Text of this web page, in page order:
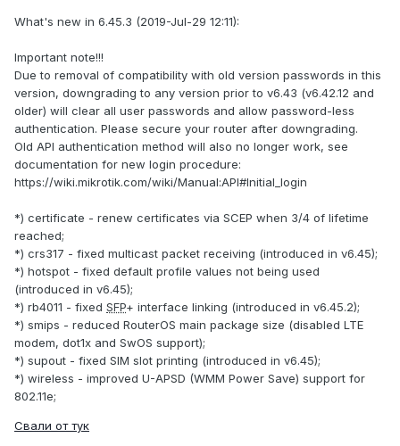
What's new in 6.45.3 (2019-Jul-29 12:11):
Important note!!!
Due to removal of compatibility with old version passwords in this
version, downgrading to any version prior to v6.43 (v6.42.12 and
older) will clear all user passwords and allow password-less
authentication. Please secure your router after downgrading.
Old API authentication method will also no longer work, see
documentation for new login procedure:
https://wiki.mikrotik.com/wiki/Manual:API#Initial_login
*) certificate - renew certificates via SCEP when 3/4 of lifetime
reached;
*) crs317 - fixed multicast packet receiving (introduced in v6.45);
*) hotspot - fixed default profile values not being used
(introduced in v6.45);
*) rb4011 - fixed SFP+ interface linking (introduced in v6.45.2);
*) smips - reduced RouterOS main package size (disabled LTE
modem, dot1x and SwOS support);
*) supout - fixed SIM slot printing (introduced in v6.45);
*) wireless - improved U-APSD (WMM Power Save) support for
802.11e;
Свали от тук